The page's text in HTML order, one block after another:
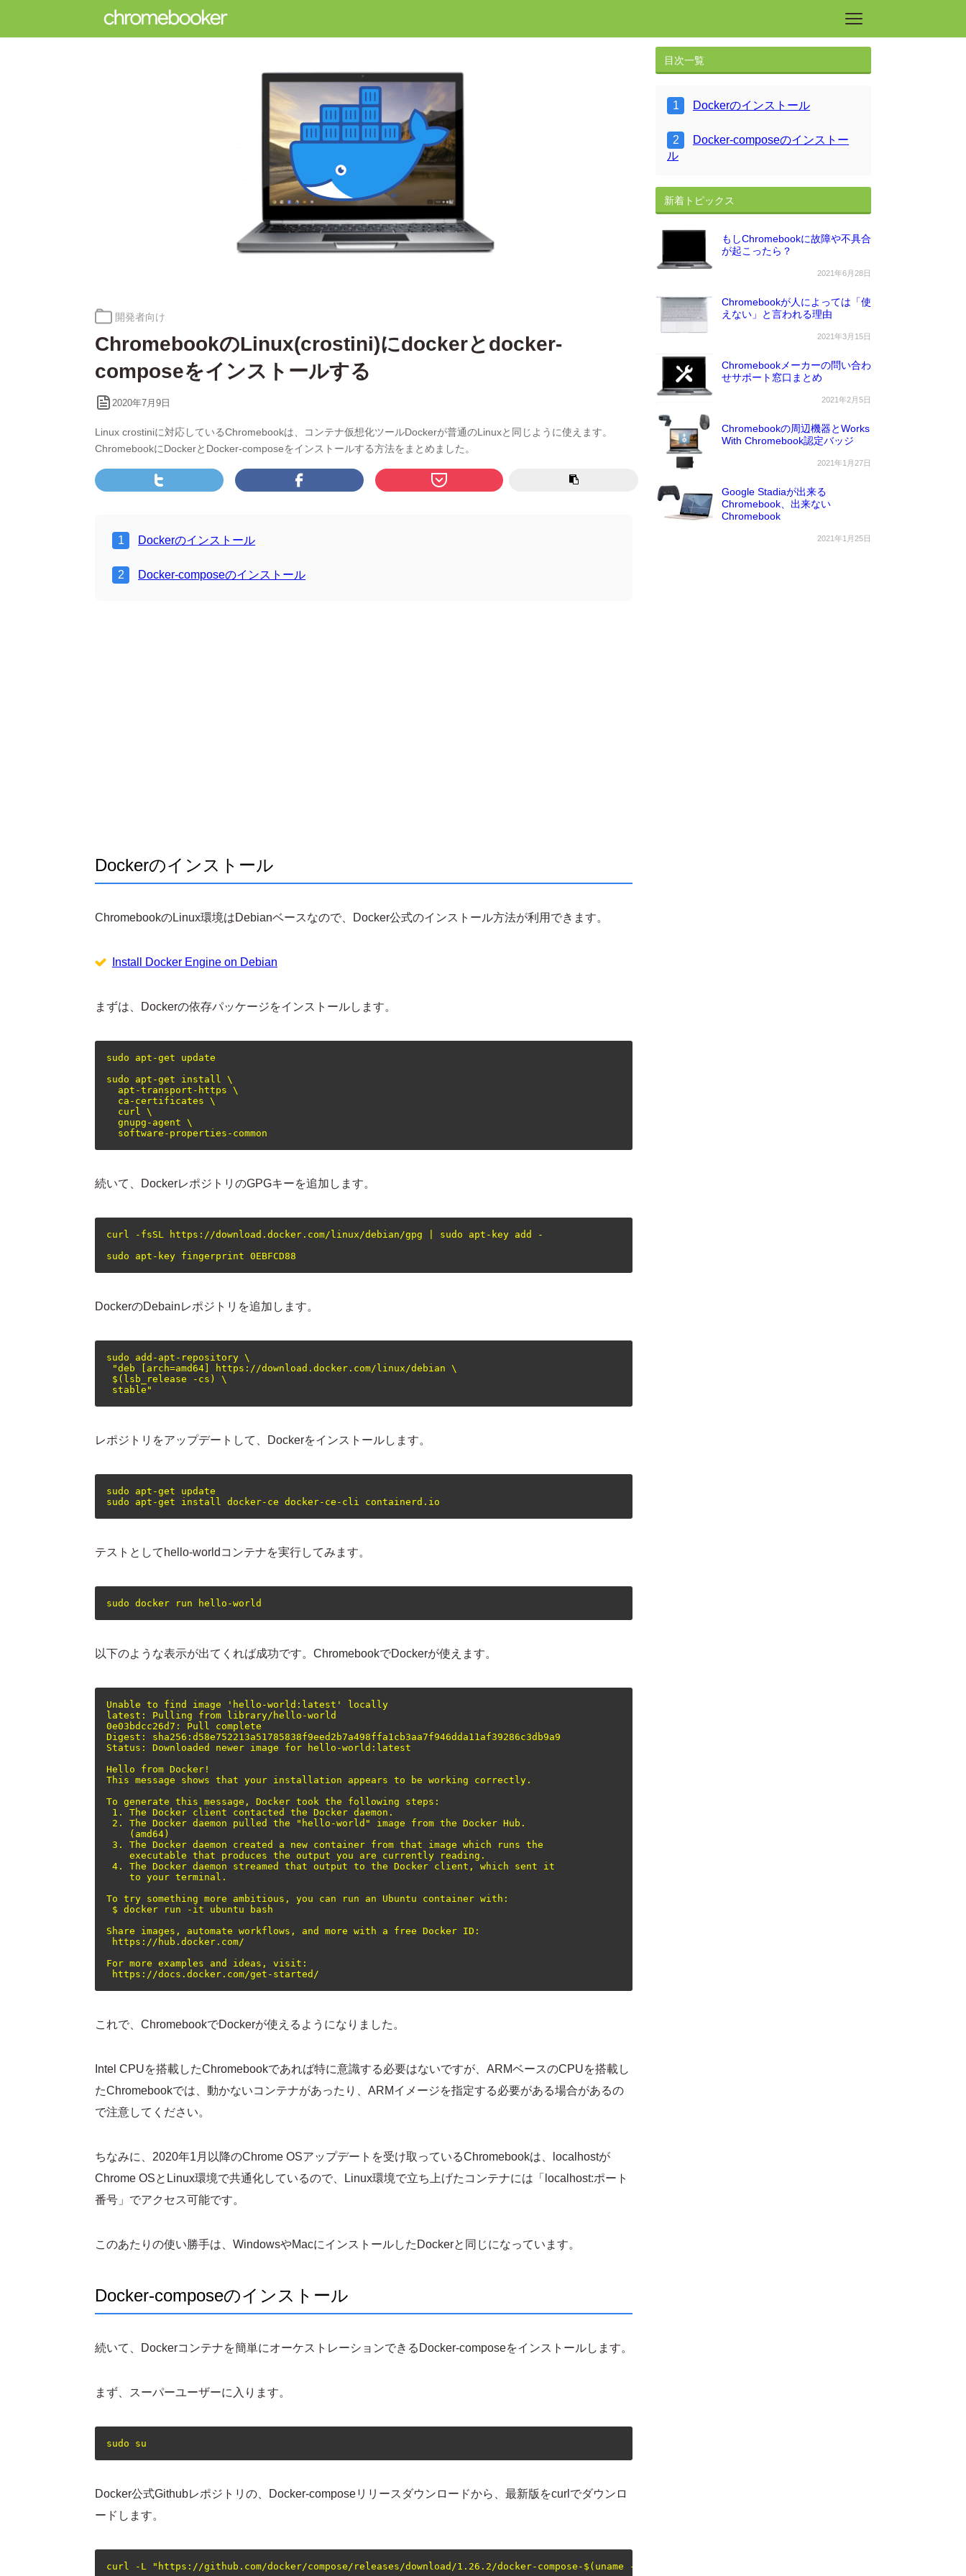
カ
ゴ
ー:
開発者向け
ChromebookのLinux(crostini)にdockerとdocker-
composeをインストールする
2020年7月9日
Linux crostiniに対応しているChromebookは、コンテナ仮想化ツールDockerが普通のLinuxと同じように使えます。
ChromebookにDockerとDocker-composeをインストールする方法をまとめました。
Dockerのインストール
Docker-composeのインストール
Dockerのインストール
ChromebookのLinux環境はDebianベースなので、Docker公式のインストール方法が利用できます。
Install Docker Engine on Debian
まずは、Dockerの依存パッケージをインストールします。
sudo apt-get update
sudo apt-get install \
  apt-transport-https \
  ca-certificates \
  curl \
  gnupg-agent \
続いて、DockerレポジトリのGPGキーを追加します。
curl -fsSL https://download.docker.com/linux/debian/gpg | sudo apt-key add -
DockerのDebainレポジトリを追加します。
sudo add-apt-repository \
"deb [arch=amd64] https://download.docker.com/linux/debian \
$(lsb_release -cs) \
レポジトリをアップデートして、Dockerをインストールします。
sudo apt-get update
テストとしてhello-worldコンテナを実行してみます。
以下のような表示が出てくれば成功です。ChromebookでDockerが使えます。
Unable to find image 'hello-world:latest' locally
latest: Pulling from library/hello-world
0e03bdcc26d7: Pull complete
Digest: sha256:d58e752213a51785838f9eed2b7a498ffa1cb3aa7f946dda11af39286c3db9a9
Status: Downloaded newer image for hello-world:latest
Hello from Docker!
This message shows that your installation appears to be working correctly.
To generate this message, Docker took the following steps:
1. The Docker client contacted the Docker daemon.
2. The Docker daemon pulled the "hello-world" image from the Docker Hub.
    (amd64)
3. The Docker daemon created a new container from that image which runs the
    executable that produces the output you are currently reading.
4. The Docker daemon streamed that output to the Docker client, which sent it
    to your terminal.
To try something more ambitious, you can run an Ubuntu container with:
$ docker run -it ubuntu bash
Share images, automate workflows, and more with a free Docker ID:
https://hub.docker.com/
For more examples and ideas, visit:
これで、ChromebookでDockerが使えるようになりました。
Intel CPUを搭載したChromebookであれば特に意識する必要はないですが、ARMベースのCPUを搭載し
たChromebookでは、動かないコンテナがあったり、ARMイメージを指定する必要がある場合があるの
で注意してください。
ちなみに、2020年1月以降のChrome OSアップデートを受け取っているChromebookは、localhostが
Chrome OSとLinux環境で共通化しているので、Linux環境で立ち上げたコンテナには「localhost:ポート
番号」でアクセス可能です。
このあたりの使い勝手は、WindowsやMacにインストールしたDockerと同じになっています。
Docker-composeのインストール
続いて、Dockerコンテナを簡単にオーケストレーションできるDocker-composeをインストールします。
まず、スーパーユーザーに入ります。
Docker公式Githubレポジトリの、Docker-composeリリースダウンロードから、最新版をcurlでダウンロ
ードします。
目次一覧
Dockerのインストール
Docker-composeのインストー
ル
新着トピックス
もしChromebookに故障や不具合
が起こったら？
2021年6月28日
Chromebookが人によっては「使
えない」と言われる理由
2021年3月15日
Chromebookメーカーの問い合わ
せサポート窓口まとめ
2021年2月5日
Chromebookの周辺機器とWorks
With Chromebook認定バッジ
2021年1月27日
Google Stadiaが出来る
Chromebook、出来ない
Chromebook
2021年1月25日